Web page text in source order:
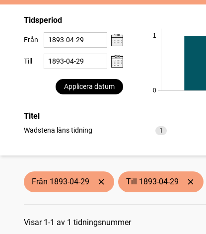
Tidsperiod
Från
Till
Applicera datum
0
1
Titel
Wadstena läns tidning 1
träffar
Från 1893-04-29 Till 1893-04-29
Sökresultat
Visar 1-1 av 1 tidningsnummer